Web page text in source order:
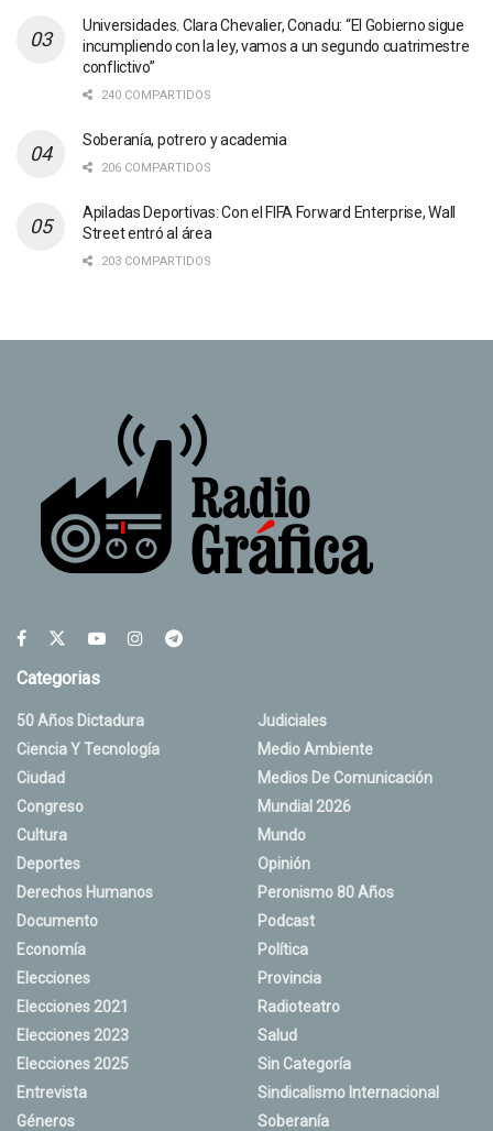
Universidades. Clara Chevalier, Conadu: “El Gobierno sigue
incumpliendo con la ley, vamos a un segundo cuatrimestre
conflictivo”
240 COMPARTIDOS
Soberanía, potrero y academia
206 COMPARTIDOS
Apiladas Deportivas: Con el FIFA Forward Enterprise, Wall
Street entró al área
203 COMPARTIDOS
Categorias
50 Años Dictadura
Ciencia Y Tecnología
Ciudad
Congreso
Cultura
Deportes
Derechos Humanos
Documento
Economía
Elecciones
Elecciones 2021
Elecciones 2023
Elecciones 2025
Entrevista
Géneros
Judiciales
Medio Ambiente
Medios De Comunicación
Mundial 2026
Mundo
Opinión
Peronismo 80 Años
Podcast
Política
Provincia
Radioteatro
Salud
Sin Categoría
Sindicalismo Internacional
Soberanía